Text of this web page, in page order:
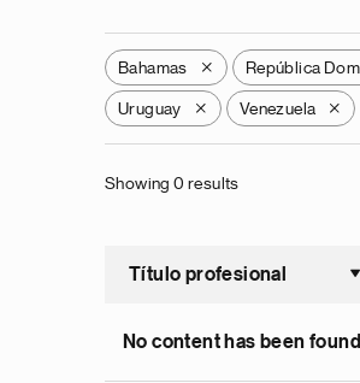
Bahamas X República
Uruguay X Venezuela X
Showing 0 results
Título profesional
No content has been